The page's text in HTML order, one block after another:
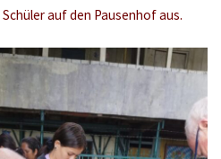
auf den Pausenhof aus.